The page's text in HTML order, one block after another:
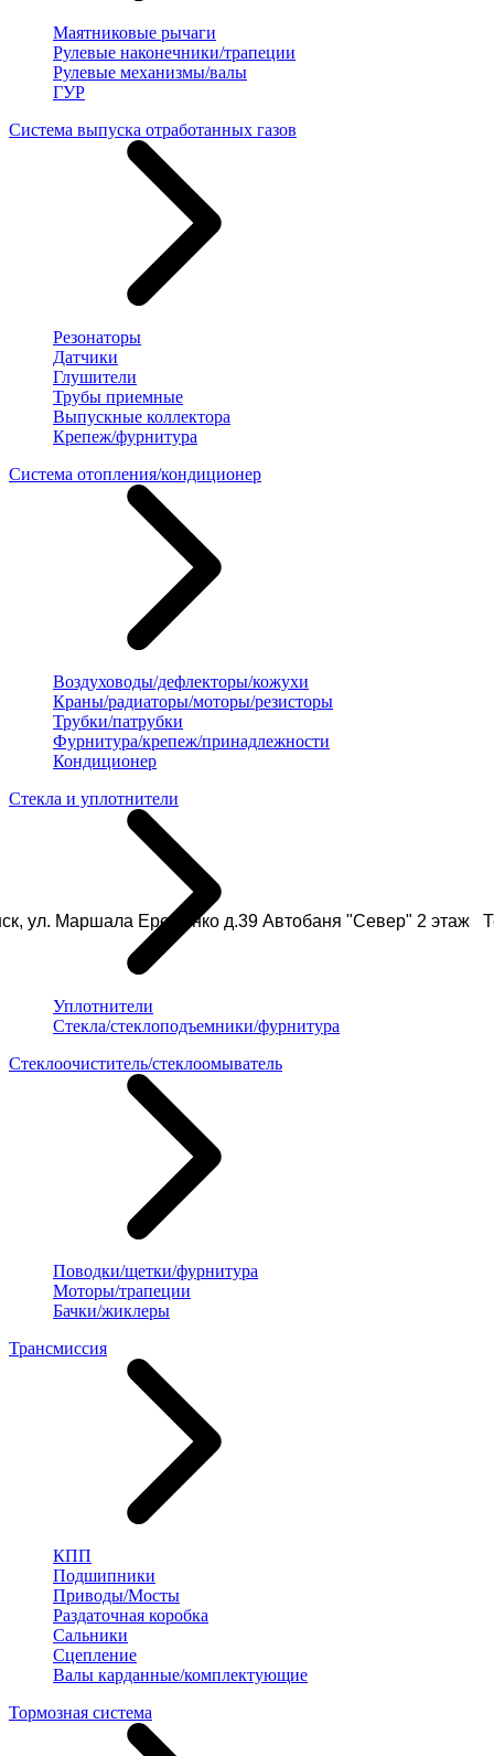
ул. Маршала Еременко д.39 Автобаня "Север" 2 этаж
Маятниковые рычаги
Рулевые наконечники/трапеции
Рулевые механизмы/валы
ГУР
Система выпуска отработанных газов
Резонаторы
Датчики
Глушители
Трубы приемные
Выпускные коллектора
Крепеж/фурнитура
Система отопления/кондиционер
Воздуховоды/дефлекторы/кожухи
Краны/радиаторы/моторы/резисторы
Трубки/патрубки
Фурнитура/крепеж/принадлежности
Кондиционер
Стекла и уплотнители
Уплотнители
Стекла/стеклоподъемники/фурнитура
Стеклоочиститель/стеклоомыватель
Поводки/щетки/фурнитура
Моторы/трапеции
Бачки/жиклеры
Трансмиссия
КПП
Подшипники
Приводы/Мосты
Раздаточная коробка
Сальники
Сцепление
Валы карданные/комплектующие
Тормозная система